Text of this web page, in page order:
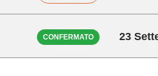
CONFERMATO 23